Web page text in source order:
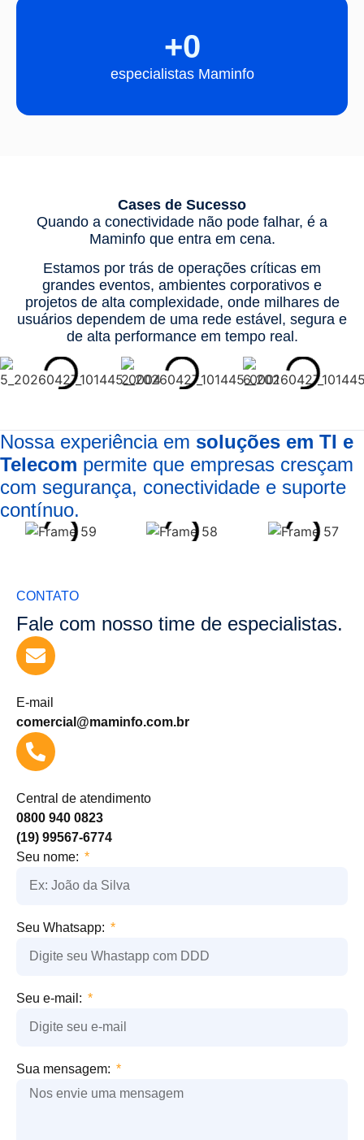
especialistas Maminfo
+0
Cases de Sucesso
Quando a conectividade não pode falhar, é a
Maminfo que entra em cena.
Estamos por trás de operações críticas em
grandes eventos, ambientes corporativos e
projetos de alta complexidade, onde milhares de
usuários dependem de uma rede estável, segura e
de alta performance em tempo real.
Nossa experiência em soluções em TI e
Telecom permite que empresas cresçam
com segurança, conectividade e suporte
contínuo.
CONTATO
Fale com nosso time de especialistas.
E-mail
comercial@maminfo.com.br
Central de atendimento
0800 940 0823
(19) 99567-6774
Seu nome:
Seu Whatsapp:
Seu e-mail:
Sua mensagem: